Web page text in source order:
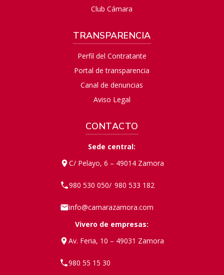
Club Cámara
TRANSPARENCIA
Perfil del Contratante
Portal de transparencia
Canal de denuncias
Aviso Legal
CONTACTO
Sede central:
C/ Pelayo, 6 – 49014 Zamora
980 530 050/ 980 533 182
info@camarazamora.com
Vivero de empresas:
Av. Feria, 10 – 49031 Zamora
980 55 15 30